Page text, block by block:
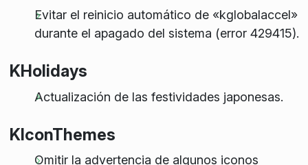
Evitar el reinicio automático de «kglobalaccel»
durante el apagado del sistema (error 429415).
KHolidays
Actualización de las festividades japonesas.
KIconThemes
Omitir la advertencia de algunos iconos